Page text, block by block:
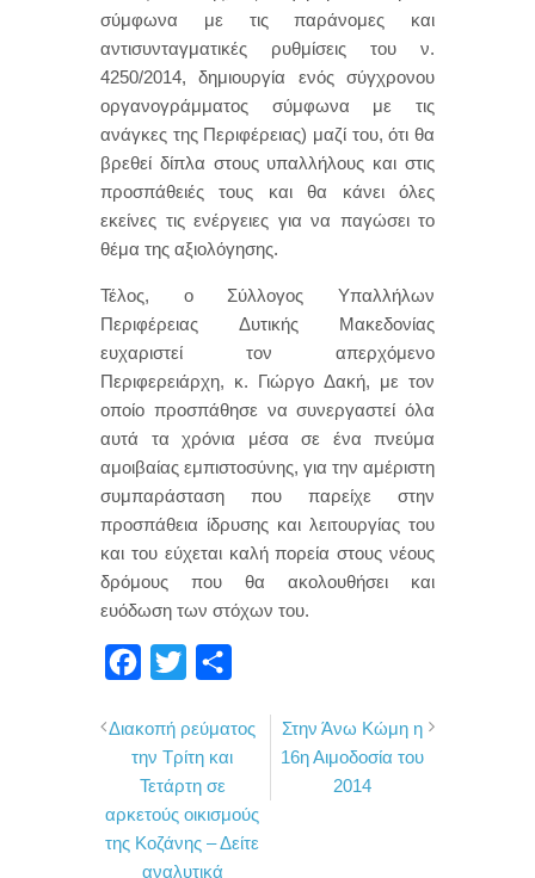
σύμφωνα με τις παράνομες και
αντισυνταγματικές ρυθμίσεις του ν.
4250/2014, δημιουργία ενός σύγχρονου
οργανογράμματος σύμφωνα με τις
ανάγκες της Περιφέρειας) μαζί του, ότι θα
βρεθεί δίπλα στους υπαλλήλους και στις
προσπάθειές τους και θα κάνει όλες
εκείνες τις ενέργειες για να παγώσει το
θέμα της αξιολόγησης.
Τέλος, ο Σύλλογος Υπαλλήλων
Περιφέρειας Δυτικής Μακεδονίας
ευχαριστεί τον απερχόμενο
Περιφερειάρχη, κ. Γιώργο Δακή, με τον
οποίο προσπάθησε να συνεργαστεί όλα
αυτά τα χρόνια μέσα σε ένα πνεύμα
αμοιβαίας εμπιστοσύνης, για την αμέριστη
συμπαράσταση που παρείχε στην
προσπάθεια ίδρυσης και λειτουργίας του
και του εύχεται καλή πορεία στους νέους
δρόμους που θα ακολουθήσει και
ευόδωση των στόχων του.
c
e
b
o
i
t
t
e
ι
ρ
α
σ
Διακοπή ρεύματος
την Τρίτη και
Τετάρτη σε
αρκετούς οικισμούς
της Κοζάνης – Δείτε
αναλυτικά
Στην Άνω Κώμη η
16η Αιμοδοσία του
2014